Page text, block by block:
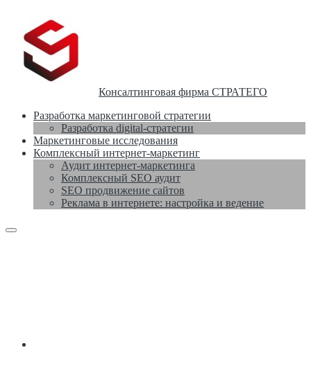
Консалтинговая фирма СТРАТЕГО
Разработка маркетинговой стратегии
Разработка digital-стратегии
Маркетинговые исследования
Комплексный интернет-маркетинг
Аудит интернет-маркетинга
Комплексный SEO аудит
SEO продвижение сайтов
Реклама в интернете: настройка и ведение